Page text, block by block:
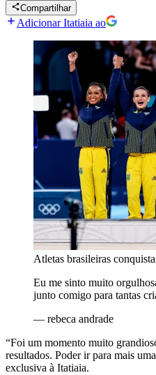
Compartilhar
Adicionar Itatiaia ao
Atletas brasileiras
Eu me sinto muito
junto comigo para tantas
— rebeca andrade
“Foi um momento muito
resultados. Poder ir para mais
exclusiva à Itatiaia.